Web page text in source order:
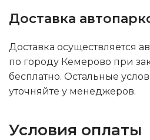
Доставка
Доставка осуществляется
по городу Кемерово при
бесплатно. Остальные
уточняйте у менеджеров.
Условия оплаты